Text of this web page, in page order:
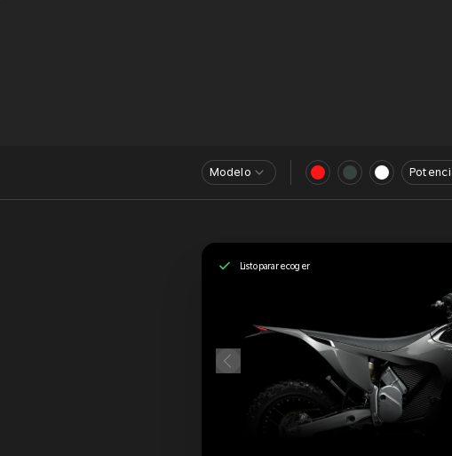
Modelo
Listo para recoger